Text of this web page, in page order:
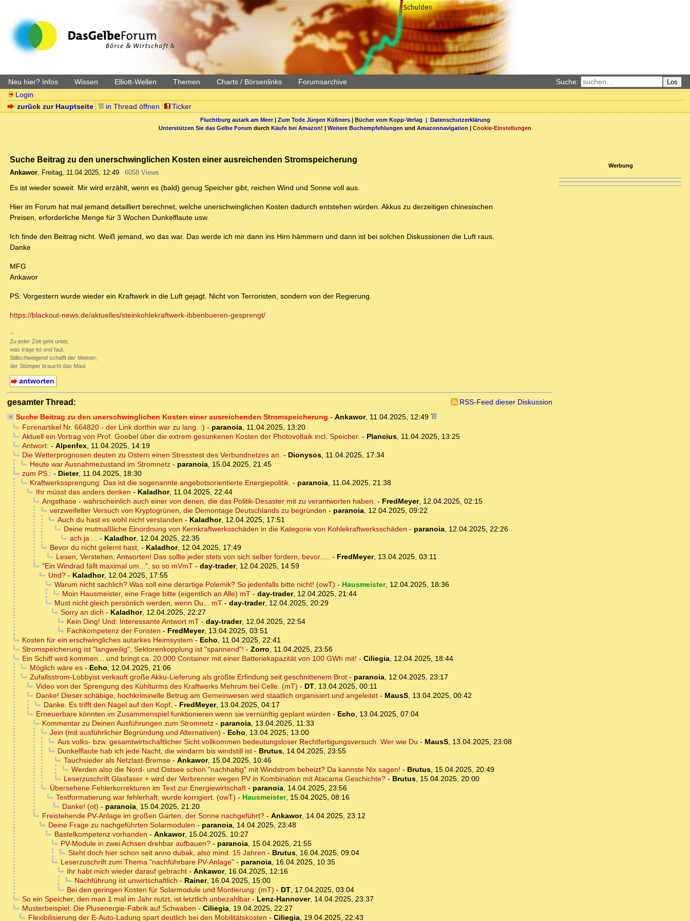
Neu hier? Infos Wissen Elliott-Wellen Themen Charts / Börsenlinks Forumsarchive Suche: Los
Login
zurück zur Hauptseite
in Thread öffnen Ticker
Fluchtburg autark am Meer| Zum Tode Jürgen Küßners| Bücher vom Kopp-Verlag | Datenschutzerklärung
Unterstützen Sie das Gelbe Forum durch Käufe bei Amazon! | Weitere Buchempfehlungen und Amazonnavigation | Cookie-Einstellungen
Suche Beitrag zu den unerschwinglichen Kosten einer ausreichenden Stromspeicherung
Ankawor, Freitag, 11.04.2025, 12:49 6058 Views
Es ist wieder soweit. Mir wird erzählt, wenn es (bald) genug Speicher gibt, reichen Wind und Sonne voll aus.
Hier im Forum hat mal jemand detailliert berechnet, welche unerschwinglichen Kosten dadurch entstehen würden. Akkus zu derzeitigen chinesischen
Preisen, erforderliche Menge für 3 Wochen Dunkelflaute usw.
Ich finde den Beitrag nicht. Weiß jemand, wo das war. Das werde ich mir dann ins Hirn hämmern und dann ist bei solchen Diskussionen die Luft raus.
Danke
MFG
Ankawor
PS: Vorgestern wurde wieder ein Kraftwerk in die Luft gejagt. Nicht von Terroristen, sondern von der Regierung.
https://blackout-news.de/aktuelles/steinkohlekraftwerk-ibbenbueren-gesprengt/
--
Zu jeder Zeit geht unter,
was träge ist und faul.
Stillschweigend schafft der Meister,
der Stümper braucht das Maul.
antworten
gesamter Thread:
RSS-Feed dieser Diskussion
Suche Beitrag zu den unerschwinglichen Kosten einer ausreichenden Stromspeicherung - Ankawor, 11.04.2025, 12:49
Forenartikel Nr. 664820 - der Link dorthin war zu lang. :) - paranoia, 11.04.2025, 13:20
Aktuell ein Vortrag von Prof. Goebel über die extrem gesunkenen Kosten der Photovoltaik incl. Speicher. - Plancius, 11.04.2025, 13:25
Antwort: - Alpenfex, 11.04.2025, 14:19
Die Wetterprognosen deuten zu Ostern einen Stresstest des Verbundnetzes an. - Dionysos, 11.04.2025, 17:34
Heute war Ausnahmezustand im Stromnetz- paranoia, 15.04.2025, 21:45
zum PS.: - Dieter, 11.04.2025, 18:30
Kraftwerkssprengung: Das ist die sogenannte angebotsorientierte Energiepolitik. - paranoia, 11.04.2025, 21:38
Ihr müsst das anders denken - Kaladhor, 11.04.2025, 22:44
Angsthase - wahrscheinlich auch einer von denen, die das Politik-Desaster mit zu verantworten haben. - FredMeyer, 12.04.2025, 02:15
verzweifelter Versuch von Kryptogrünen, die Demontage Deutschlands zu begründen - paranoia, 12.04.2025, 09:22
Auch du hast es wohl nicht verstanden - Kaladhor, 12.04.2025, 17:51
Deine mutmaßliche Einordnung von Kernkraftwerksschäden in die Kategorie von Kohlekraftwerksschäden - paranoia, 12.04.2025, 22:26
ach ja ... - Kaladhor, 12.04.2025, 22:35
Bevor du nicht gelernt hast, - Kaladhor, 12.04.2025, 17:49
Lesen, Verstehen, Antworten! Das sollte jeder stets von sich selber fordern, bevor..... - FredMeyer, 13.04.2025, 03:11
"Ein Windrad fällt maximal um...", so so mVmT- day-trader, 12.04.2025, 14:59
Und?- Kaladhor, 12.04.2025, 17:55
Warum nicht sachlich? Was soll eine derartige Polemik? So jedenfalls bitte nicht! (owT) - Hausmeister, 12.04.2025, 18:36
Moin Hausmeister, eine Frage bitte (eigentlich an Alle) mT- day-trader, 12.04.2025, 21:44
Must nicht gleich persönlich werden, wenn Du... mT- day-trader, 12.04.2025, 20:29
Sorry an dich - Kaladhor, 12.04.2025, 22:27
Kein Ding! Und: Interessante Antwort mT- day-trader, 12.04.2025, 22:54
Fachkompetenz der Foristen - FredMeyer, 13.04.2025, 03:51
Kosten für ein erschwingliches autarkes Heimsystem - Echo, 11.04.2025, 22:41
Stromspeicherung ist "langweilig", Sektorenkopplung ist "spannend"! - Zorro, 11.04.2025, 23:56
Ein Schiff wird kommen... und bringt ca. 20.000 Container mit einer Batteriekapazität von 100 GWh mit! - Ciliegia, 12.04.2025, 18:44
Möglich wäre es- Echo, 12.04.2025, 21:06
Zufallsstrom-Lobbyist verkauft große Akku-Lieferung als größte Erfindung seit geschnittenem Brot- paranoia, 12.04.2025, 23:17
Video von der Sprengung des Kühlturms des Kraftwerks Mehrum bei Celle. (mT) - DT, 13.04.2025, 00:11
Danke! Dieser schäbige, hochkriminelle Betrug am Gemeinwesen wird staatlich organisiert und angeleitet- MausS, 13.04.2025, 00:42
Danke. Es trifft den Nagel auf den Kopf. - FredMeyer, 13.04.2025, 04:17
Erneuerbare könnten im Zusammenspiel funktionieren wenn sie vernünftig geplant würden - Echo, 13.04.2025, 07:04
Kommentar zu Deinen Ausführungen zum Stromnetz- paranoia, 13.04.2025, 11:33
Jein (mit ausführlicher Begründung und Alternativen) - Echo, 13.04.2025, 13:00
Aus volks- bzw. gesamtwirtschaftlicher Sicht vollkommen bedeutungsloser Rechtfertigungsversuch. Wer wie Du - MausS, 13.04.2025, 23:08
Dunkelflaute hab ich jede Nacht, die windarm bis windstill ist- Brutus, 14.04.2025, 23:55
Tauchsieder als Netzlast-Bremse- Ankawor, 15.04.2025, 10:46
Werden also die Nord- und Ostsee schon "nachhaltig" mit Windstrom beheizt? Da kannste Nix sagen! - Brutus, 15.04.2025, 20:49
Leserzuschrift Glasfaser + wird der Verbrenner wegen PV in Kombination mit Atacama Geschichte?- Brutus, 15.04.2025, 20:00
Übersehene Fehlerkorrekturen im Text zur Energiewirtschaft- paranoia, 14.04.2025, 23:56
Textformatierung war fehlerhaft, wurde korrigiert. (owT) - Hausmeister, 15.04.2025, 08:16
Danke! (ot) - paranoia, 15.04.2025, 21:20
Freistehende PV-Anlage im großen Garten, der Sonne nachgeführt?- Ankawor, 14.04.2025, 23:12
Deine Frage zu nachgeführten Solarmodulen - paranoia, 14.04.2025, 23:48
Bastelkompetenz vorhanden - Ankawor, 15.04.2025, 10:27
PV-Module in zwei Achsen drehbar aufbauen?- paranoia, 15.04.2025, 21:55
Steht doch hier schon seit anno dubak, also mind. 15 Jahren - Brutus, 16.04.2025, 09:04
Leserzuschrift zum Thema "nachführbare PV-Anlage"- paranoia, 16.04.2025, 10:35
Ihr habt mich wieder darauf gebracht- Ankawor, 16.04.2025, 12:16
Nachführung ist unwirtschaftlich - Rainer, 16.04.2025, 15:00
Bei den geringen Kosten für Solarmodule und Montierung: (mT) - DT, 17.04.2025, 03:04
So ein Speicher, den man 1 mal im Jahr nutzt, ist letztlich unbezahlbar- Lenz-Hannover, 14.04.2025, 23:37
Musterbeispiel: Die Plusenergie-Fabrik auf Schwaben - Ciliegia, 19.04.2025, 22:27
Flexibilisierung der E-Auto-Ladung spart deutlich bei den Mobilitätskosten - Ciliegia, 19.04.2025, 22:43
Werbung